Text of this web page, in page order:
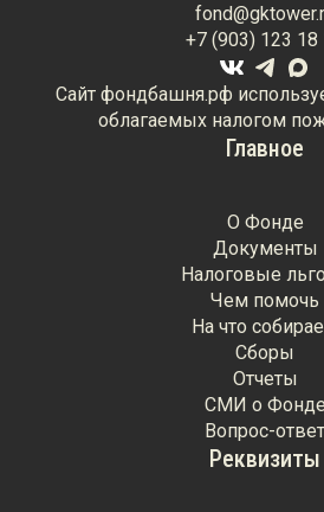
Главное
О Фонде
Документы
Налоговые
Чем помочь
На что
Сборы
Отчеты
СМИ о Фонде
Вопрос-ответ
+7 (903) 123 18
Сайт фондбашня.рф
облагаемых налогом
Реквизиты